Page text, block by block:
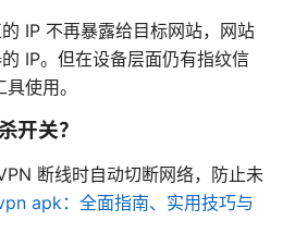
IP 不再暴露给目标网站，网站
IP。但在设备层面仍有指纹信
使用。
开关？
断线时自动切断网络，防止未
apk：全面指南、实用技巧与